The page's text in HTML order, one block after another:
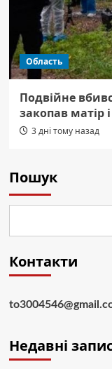
Область
Подвійне
закопав матір
3 дні тому назад
Пошук
Контакти
Недавні